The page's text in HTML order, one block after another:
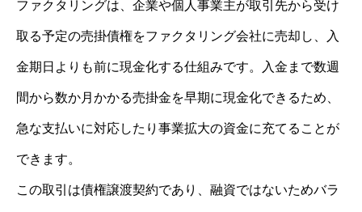
ファクタリングは、企業や個人事業主が取引先から受け
取る予定の売掛債権をファクタリング会社に売却し、入
金期日よりも前に現金化する仕組みです。入金まで数週
間から数か月かかる売掛金を早期に現金化できるため、
急な支払いに対応したり事業拡大の資金に充てることが
できます。
この取引は債権譲渡契約であり、融資ではないためバラ